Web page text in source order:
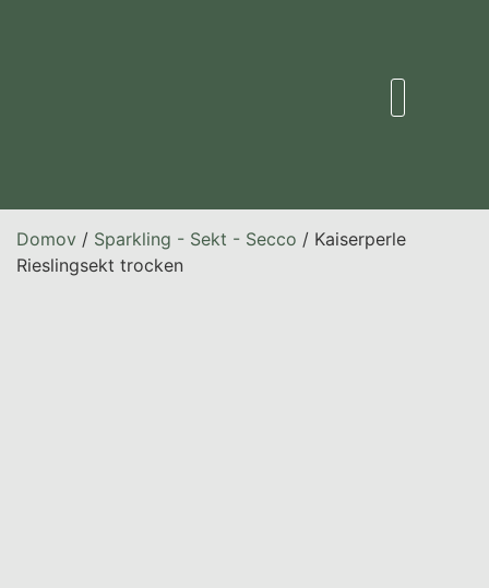
Domov / Sparkling - Sekt - Secco / Kaiserperle
Rieslingsekt trocken